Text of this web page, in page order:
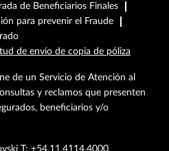
de Beneficiarios Finales
para prevenir el Fraude
de envío de copia de póliza
de un Servicio de Atención al
y reclamos que presenten
beneficiarios y/o
T: +54.11.4114.4000